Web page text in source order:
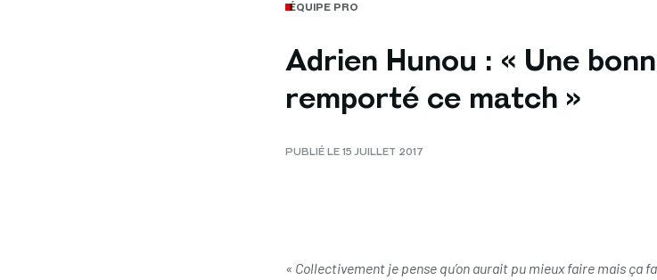
ÉQUIPE PRO
Adrien Hunou : « Une
remporté ce match »
PUBLIÉ LE 15 JUILLET 2017
« Collectivement je pense qu’on aurait pu mieux faire mais ça